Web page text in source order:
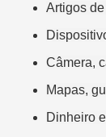
Artigos
Câmera,
Mapas,
Dinheiro